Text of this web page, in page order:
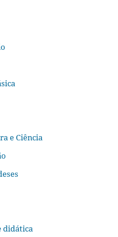
e Ciência
didática